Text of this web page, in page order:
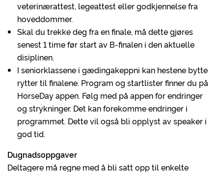
veterinærattest, legeattest eller godkjennelse fra
hoveddommer.
Skal du trekke deg fra en finale, må dette gjøres
senest 1 time før start av B-finalen i den aktuelle
disiplinen.
I seniorklassene i gædingakeppni kan hestene bytte
rytter til finalene. Program og startlister finner du på
HorseDay appen. Følg med på appen for endringer
og strykninger. Det kan forekomme endringer i
programmet. Dette vil også bli opplyst av speaker i
god tid.
Dugnadsoppgaver
Deltagere må regne med å bli satt opp til enkelte